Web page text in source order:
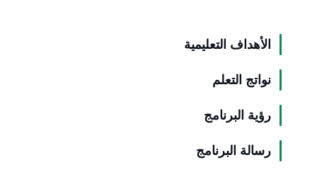
الأهداف التعليمية
نواتج التعلم
رؤية البرنامج
رسالة البرنامج